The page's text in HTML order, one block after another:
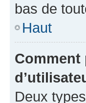
bas de
Haut
Comment
Deux